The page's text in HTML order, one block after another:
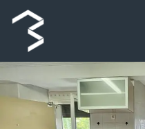
contenido